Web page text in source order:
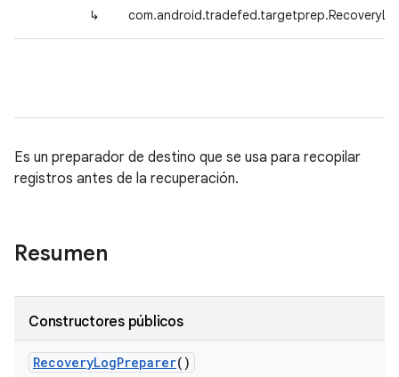
↳
Es un preparador de destino que se usa para recopilar
registros antes de la recuperación.
Resumen
Constructores públicos
RecoveryLogPreparer()